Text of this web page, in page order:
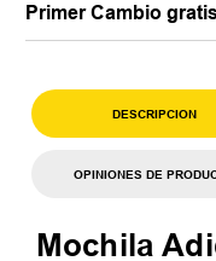
Primer Cambio
DESCRIPCION
OPINIONES DE
Mochila